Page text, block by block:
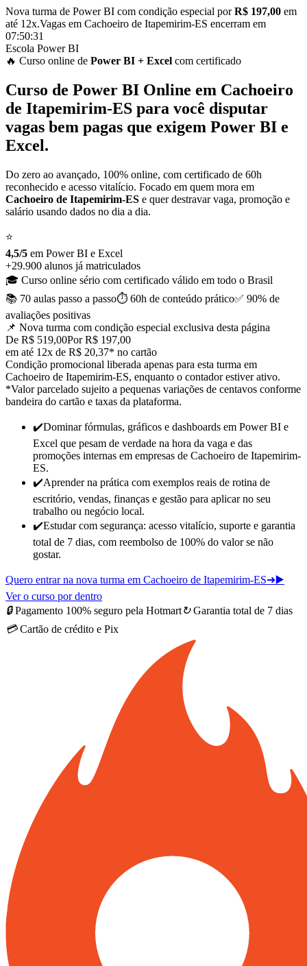
Nova turma de Power BI com condição especial porR$ 197,00 em
até 12x.Vagas em Cachoeiro de Itapemirim-ES encerram em
07:50:30
Escola Power BI
🔥 Curso online de Power BI + Excel com certificado
Curso de Power BI Online em Cachoeiro
de Itapemirim-ES para você disputar
vagas bem pagas que exigem Power BI e
Excel.
Do zero ao avançado, 100% online, com certificado de 60h
reconhecido e acesso vitalício. Focado em quem mora em
Cachoeiro de Itapemirim-ES e quer destravar vaga, promoção e
salário usando dados no dia a dia.
⭐
4,5/5 em Power BI e Excel
+29.900 alunos já matriculados
🎓 Curso online sério com certificado válido em todo o Brasil
📚 70 aulas passo a passo⏱️ 60h de conteúdo prático✅ 90% de
avaliações positivas
📌 Nova turma com condição especial exclusiva desta página
De R$ 519,00Por R$ 197,00
em até 12x de R$ 20,37* no cartão
Condição promocional liberada apenas para esta turma em
Cachoeiro de Itapemirim-ES, enquanto o contador estiver ativo.
*Valor parcelado sujeito a pequenas variações de centavos conforme
bandeira do cartão e taxas da plataforma.
✔️Dominar fórmulas, gráficos e dashboards em Power BI e
Excel que pesam de verdade na hora da vaga e das
promoções internas em empresas de Cachoeiro de Itapemirim-
ES.
✔️Aprender na prática com exemplos reais de rotina de
escritório, vendas, finanças e gestão para aplicar no seu
trabalho ou negócio local.
✔️Estudar com segurança: acesso vitalício, suporte e garantia
total de 7 dias, com reembolso de 100% do valor se não
gostar.
Quero entrar na nova turma em Cachoeiro de Itapemirim-ES➜▶️
Ver o curso por dentro
🔒Pagamento 100% seguro pela Hotmart↻Garantia total de 7 dias
💳Cartão de crédito e Pix